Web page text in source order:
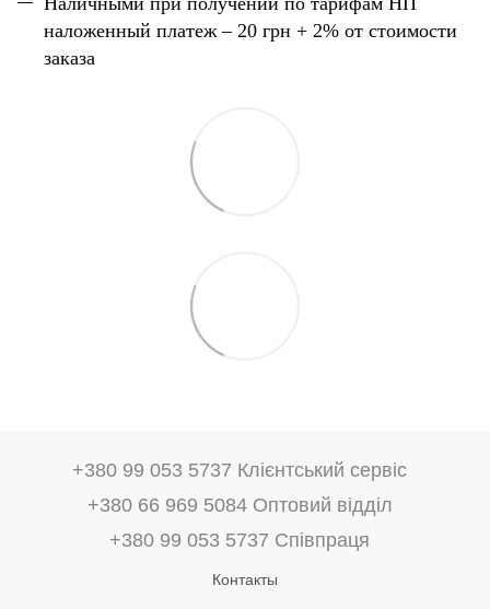
наложенный платеж – 20 грн + 2% от стоимости
заказа
+380 99 053 5737 Клієнтський сервіс
+380 66 969 5084 Оптовий відділ
+380 99 053 5737 Співпраця
Контакты